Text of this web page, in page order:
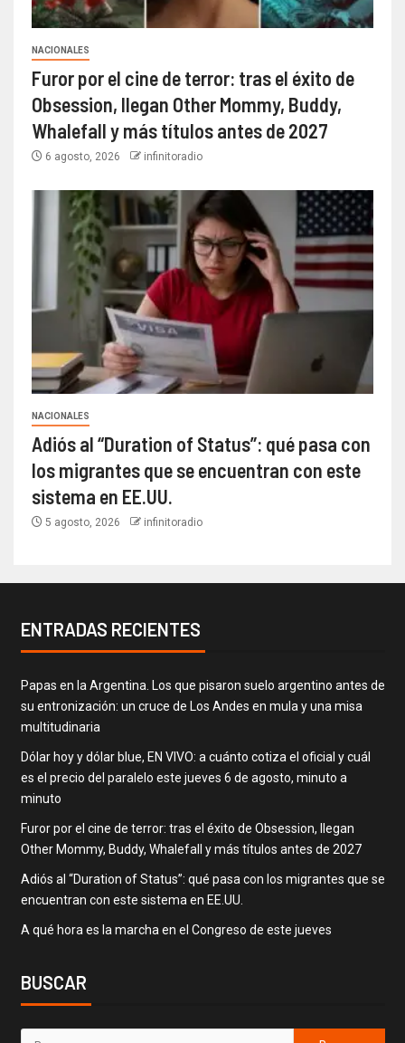
NACIONALES
Furor por el cine de terror: tras el éxito de
Obsession, llegan Other Mommy, Buddy,
Whalefall y más títulos antes de 2027
6 agosto, 2026 infinitoradio
NACIONALES
Adiós al “Duration of Status”: qué pasa con
los migrantes que se encuentran con este
sistema en EE.UU.
5 agosto, 2026 infinitoradio
ENTRADAS RECIENTES
Papas en la Argentina. Los que pisaron suelo argentino antes de
su entronización: un cruce de Los Andes en mula y una misa
multitudinaria
Dólar hoy y dólar blue, EN VIVO: a cuánto cotiza el oficial y cuál
es el precio del paralelo este jueves 6 de agosto, minuto a
minuto
Furor por el cine de terror: tras el éxito de Obsession, llegan
Other Mommy, Buddy, Whalefall y más títulos antes de 2027
Adiós al “Duration of Status”: qué pasa con los migrantes que se
encuentran con este sistema en EE.UU.
A qué hora es la marcha en el Congreso de este jueves
BUSCAR